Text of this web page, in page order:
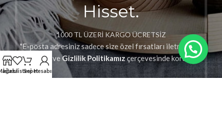
Hisset.
1000 TL ÜZERİ KARGO ÜCRETSİZ
"E-posta adresiniz sadece size özel fırsatları iletmek için
kullanılır veGizlilik Politikamızçerçevesinde korunur."
İstek listesiSepetHesabım